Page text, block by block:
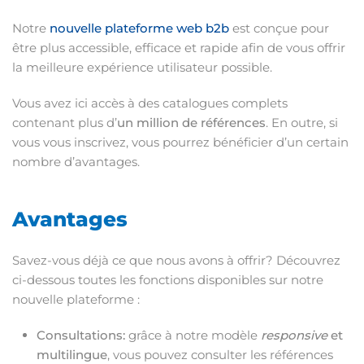
Notre nouvelle plateforme web b2b est conçue pour
être plus accessible, efficace et rapide afin de vous offrir
la meilleure expérience utilisateur possible.
Vous avez ici accès à des catalogues complets
contenant plus d’un million de références. En outre, si
vous vous inscrivez, vous pourrez bénéficier d’un certain
nombre d’avantages.
Avantages
Savez-vous déjà ce que nous avons à offrir? Découvrez
ci-dessous toutes les fonctions disponibles sur notre
nouvelle plateforme :
Consultations: grâce à notre modèle responsiveet
multilingue, vous pouvez consulter les références